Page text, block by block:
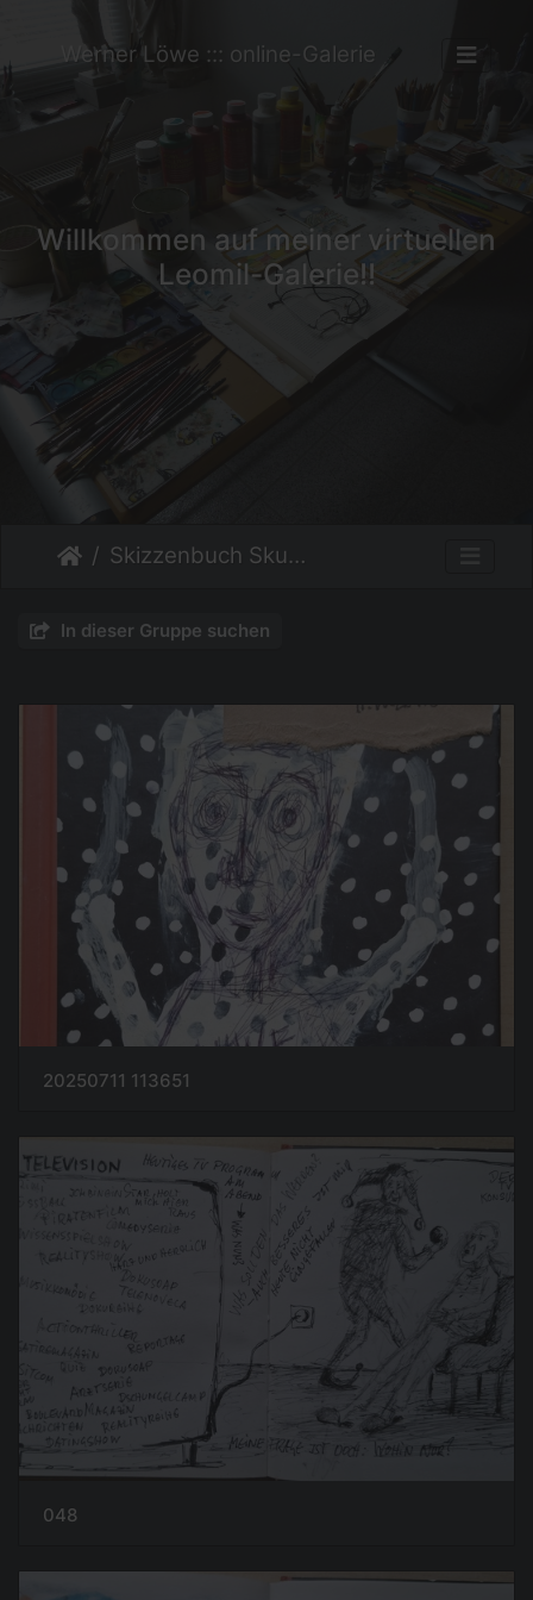
Werner Löwe ::: online-Galerie
Willkommen auf meiner virtuellen
Leomil-Galerie!!
Skizzenbuch Skurril
In dieser Gruppe suchen
20250711 113651
048